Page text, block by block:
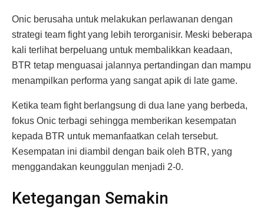
Onic berusaha untuk melakukan perlawanan dengan
strategi team fight yang lebih terorganisir. Meski beberapa
kali terlihat berpeluang untuk membalikkan keadaan,
BTR tetap menguasai jalannya pertandingan dan mampu
menampilkan performa yang sangat apik di late game.
Ketika team fight berlangsung di dua lane yang berbeda,
fokus Onic terbagi sehingga memberikan kesempatan
kepada BTR untuk memanfaatkan celah tersebut.
Kesempatan ini diambil dengan baik oleh BTR, yang
menggandakan keunggulan menjadi 2-0.
Ketegangan Semakin